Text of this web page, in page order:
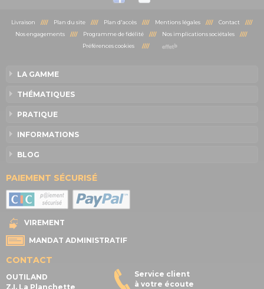
Livraison //// Plan du site //// Plan d'accès //// Mentions légales //// Contact ////
Nos engagements//// Programme de fidélité//// Nos implications sociétales////
Préférences cookies
////
LA GAMME
THÉMATIQUES
PRATIQUE
INFORMATIONS
BLOG
PAIEMENT SÉCURISÉ
VIREMENT
MANDAT ADMINISTRATIF
CONTACT
OUTILAND
Z.I. La Planchette
Service client
à votre écoute